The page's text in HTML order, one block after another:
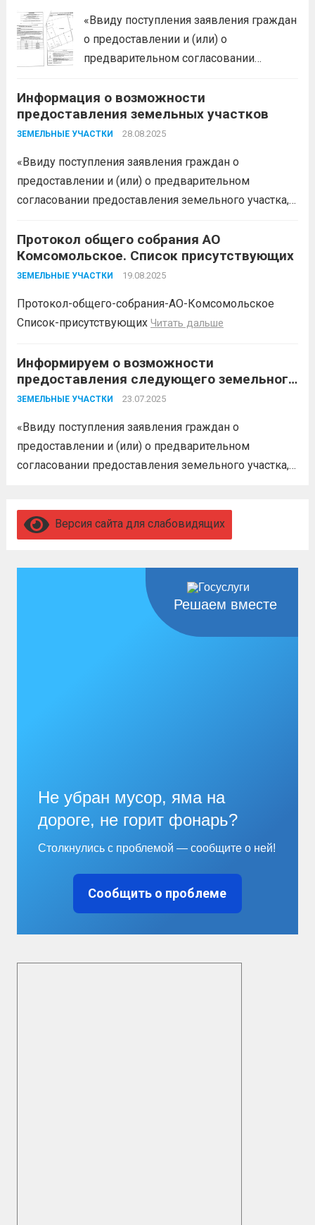
ЗК РФ информирует о возможности
предоставления следующего
земельного участка:...
«Ввиду поступления заявления граждан
о предоставлении и (или) о
предварительном согласовании
администрация муниципального
образования Белореченский
муниципальный район Краснодарского
ЗК РФ информирует о возможности
предоставления следующего
земельного участка:...
Информация о возможности
предоставления земельных участков
ЗЕМЕЛЬНЫЕ УЧАСТКИ 28.08.2025
«Ввиду поступления заявления граждан о
предоставлении и (или) о предварительном
согласовании предоставления земельного участка,
Белореченский район в соответствии с пп. 1 п. 1 ст.
39.18 ЗК РФ информирует о возможности
предоставления следующего земельного участка:
Читать дальше
Протокол общего собрания АО
Комсомольское. Список присутствующих
ЗЕМЕЛЬНЫЕ УЧАСТКИ 19.08.2025
Протокол-общего-собрания-АО-Комсомольское
Список-присутствующих Читать дальше
Информируем о возможности
предоставления следующего земельного
участка
ЗЕМЕЛЬНЫЕ УЧАСТКИ 23.07.2025
«Ввиду поступления заявления граждан о
предоставлении и (или) о предварительном
согласовании предоставления земельного участка,
Краснодарского края в соответствии с пп. 1 п. 1 ст.
39.18 ЗК РФ информирует о возможности
Версия сайта для слабовидящих
Решаем вместе
Не убран мусор, яма на
дороге, не горит фонарь?
Столкнулись с проблемой — сообщите о ней!
Сообщить о проблеме